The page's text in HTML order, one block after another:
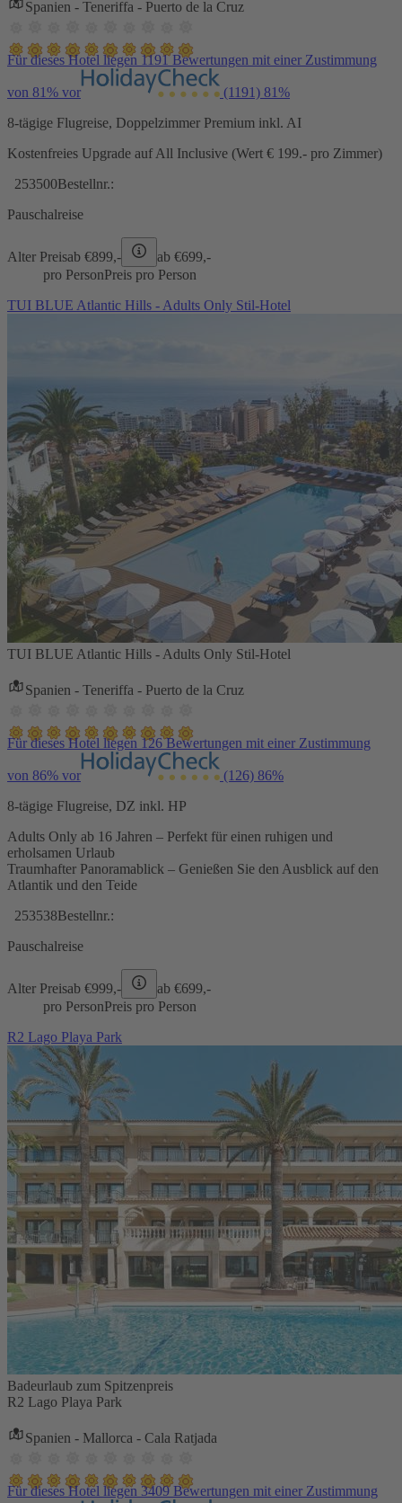
Spanien - Teneriffa - Puerto de la Cruz
Für dieses Hotel liegen 1191 Bewertungen mit einer Zustimmung
von 81% vor (1191) 81%
8-tägige Flugreise, Doppelzimmer Premium inkl. AI
Kostenfreies Upgrade auf All Inclusive (Wert € 199.- pro Zimmer)
253500Bestellnr.:
Pauschalreise
Alter Preisab €899,- ab €699,-
pro PersonPreis pro Person
TUI BLUE Atlantic Hills - Adults Only Stil-Hotel
TUI BLUE Atlantic Hills - Adults Only Stil-Hotel
Spanien - Teneriffa - Puerto de la Cruz
Für dieses Hotel liegen 126 Bewertungen mit einer Zustimmung
von 86% vor (126) 86%
8-tägige Flugreise, DZ inkl. HP
Adults Only ab 16 Jahren – Perfekt für einen ruhigen und
erholsamen Urlaub
Traumhafter Panoramablick – Genießen Sie den Ausblick auf den
Atlantik und den Teide
253538Bestellnr.:
Pauschalreise
Alter Preisab €999,- ab €699,-
pro PersonPreis pro Person
R2 Lago Playa Park
Badeurlaub zum Spitzenpreis
R2 Lago Playa Park
Spanien - Mallorca - Cala Ratjada
Für dieses Hotel liegen 3409 Bewertungen mit einer Zustimmung